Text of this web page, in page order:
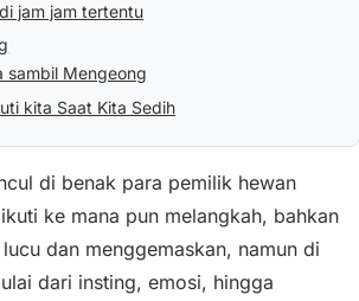
jam jam tertentu
sambil Mengeong
kita Saat Kita Sedih
di benak para pemilik hewan
ke mana pun melangkah, bahkan
dan menggemaskan, namun di
dari insting, emosi, hingga